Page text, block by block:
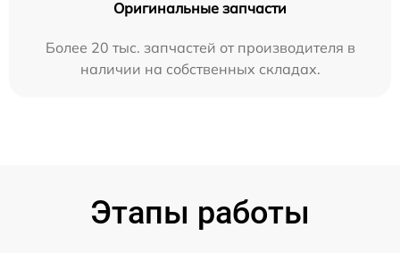
Оригинальные запчасти
Более 20 тыс. запчастей от производителя в
наличии на собственных складах.
Этапы работы